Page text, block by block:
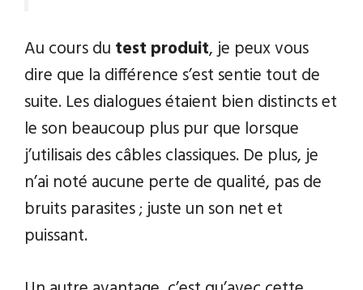
Au cours du test produit, je peux vous
dire que la différence s’est sentie tout de
suite. Les dialogues étaient bien distincts et
le son beaucoup plus pur que lorsque
j’utilisais des câbles classiques. De plus, je
n’ai noté aucune perte de qualité, pas de
bruits parasites ; juste un son net et
puissant.